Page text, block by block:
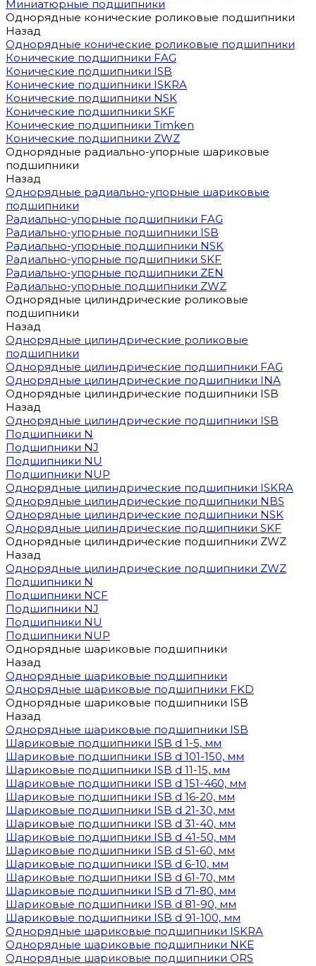
Миниатюрные подшипники
Однорядные конические роликовые подшипники
Назад
Однорядные конические роликовые подшипники
Конические подшипники FAG
Конические подшипники ISB
Конические подшипники ISKRA
Конические подшипники NSK
Конические подшипники SKF
Конические подшипники Timken
Конические подшипники ZWZ
Однорядные радиально-упорные шариковые
подшипники
Назад
Однорядные радиально-упорные шариковые
подшипники
Радиально-упорные подшипники FAG
Радиально-упорные подшипники ISB
Радиально-упорные подшипники NSK
Радиально-упорные подшипники SKF
Радиально-упорные подшипники ZEN
Радиально-упорные подшипники ZWZ
Однорядные цилиндрические роликовые
подшипники
Назад
Однорядные цилиндрические роликовые
подшипники
Однорядные цилиндрические подшипники FAG
Однорядные цилиндрические подшипники INA
Однорядные цилиндрические подшипники ISB
Назад
Однорядные цилиндрические подшипники ISB
Подшипники N
Подшипники NJ
Подшипники NU
Подшипники NUP
Однорядные цилиндрические подшипники ISKRA
Однорядные цилиндрические подшипники NBS
Однорядные цилиндрические подшипники NSK
Однорядные цилиндрические подшипники SKF
Однорядные цилиндрические подшипники ZWZ
Назад
Однорядные цилиндрические подшипники ZWZ
Подшипники N
Подшипники NCF
Подшипники NJ
Подшипники NU
Подшипники NUP
Однорядные шариковые подшипники
Назад
Однорядные шариковые подшипники
Однорядные шариковые подшипники FKD
Однорядные шариковые подшипники ISB
Назад
Однорядные шариковые подшипники ISB
Шариковые подшипники ISB d 1-5, мм
Шариковые подшипники ISB d 101-150, мм
Шариковые подшипники ISB d 11-15, мм
Шариковые подшипники ISB d 151-460, мм
Шариковые подшипники ISB d 16-20, мм
Шариковые подшипники ISB d 21-30, мм
Шариковые подшипники ISB d 31-40, мм
Шариковые подшипники ISB d 41-50, мм
Шариковые подшипники ISB d 51-60, мм
Шариковые подшипники ISB d 6-10, мм
Шариковые подшипники ISB d 61-70, мм
Шариковые подшипники ISB d 71-80, мм
Шариковые подшипники ISB d 81-90, мм
Шариковые подшипники ISB d 91-100, мм
Однорядные шариковые подшипники ISKRA
Однорядные шариковые подшипники NKE
Однорядные шариковые подшипники ORS